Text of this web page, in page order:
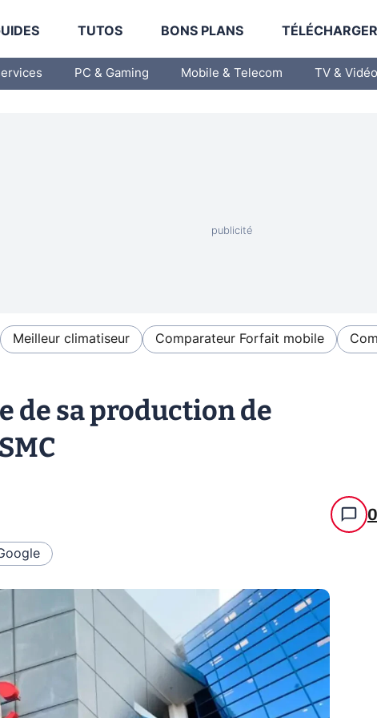
TUTOS BONS PLANS
PC & Gaming Mobile & Telecom TV & Vidéo
Meilleur climatiseur Comparateur Forfait mobile
de sa production de
0